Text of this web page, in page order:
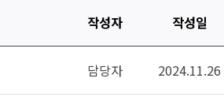
작성자 작성일
담당자 2024.11.26